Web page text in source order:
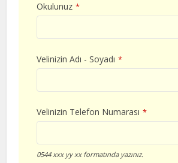
Okulunuz *
Velinizin Adı - Soyadı *
Velinizin Telefon Numarası *
0544 xxx yy xx formatında yazınız.